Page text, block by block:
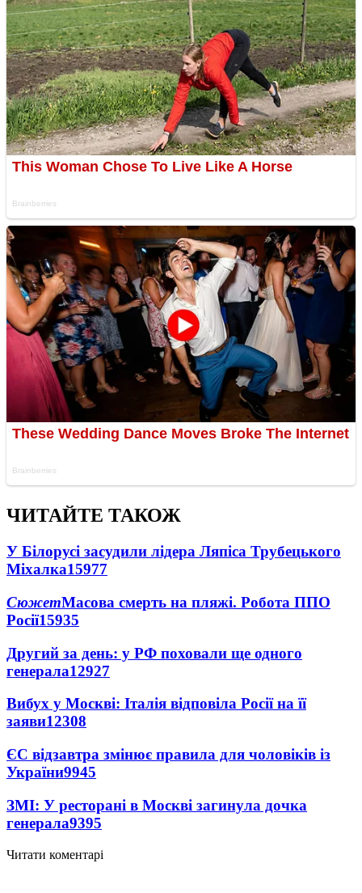
ЧИТАЙТЕ ТАКОЖ
У Білорусі засудили лідера Ляпіса Трубецького
Міхалка15977
СюжетМасова смерть на пляжі. Робота ППО
Росії15935
Другий за день: у РФ поховали ще одного
генерала12927
Вибух у Москві: Італія відповіла Росії на її
заяви12308
ЄС відзавтра змінює правила для чоловіків із
України9945
ЗМІ: У ресторані в Москві загинула дочка
генерала9395
Читати коментарі